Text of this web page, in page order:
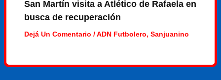
San Martín visita a Atlético de Rafaela en
busca de recuperación
Dejá Un Comentario /ADN Futbolero,Sanjuanino